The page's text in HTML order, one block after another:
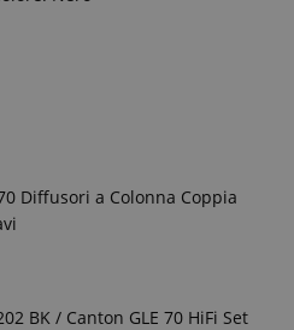
Diffusori a Colonna Coppia
BK / Canton GLE 70 HiFi Set